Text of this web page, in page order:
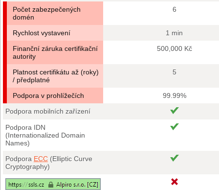
Počet zabezpečených
domén
6
Rychlost vystavení
1 min
Finanční záruka certifikační
autority
500,000 Kč
Platnost certifikátu až (roky)
/ předplatné
5
Podpora v prohlížečích
99.99%
Podpora mobilních zařízení
Podpora IDN
(Internationalized Domain
Names)
Podpora ECC (Elliptic Curve
Cryptography)